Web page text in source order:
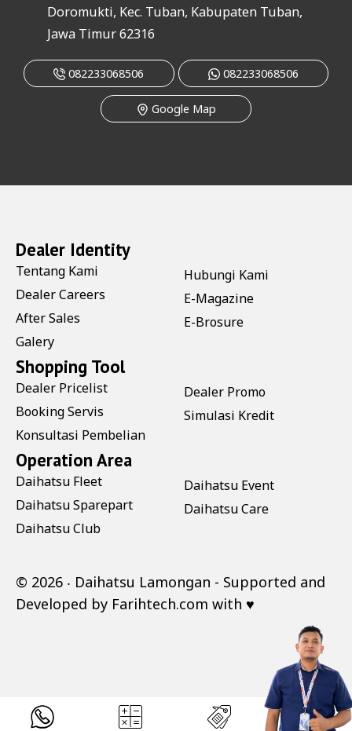
.
Doromukti, Kec. Tuban, Kabupaten Tuban,
Jawa Timur 62316
082233068506 082233068506
Google Map
Dealer Identity
Tentang Kami
Dealer Careers
After Sales
Galery
Hubungi Kami
E-Magazine
E-Brosure
Shopping Tool
Dealer Pricelist
Booking Servis
Konsultasi Pembelian
Dealer Promo
Simulasi Kredit
Operation Area
Daihatsu Fleet
Daihatsu Sparepart
Daihatsu Club
Daihatsu Event
Daihatsu Care
© 2026 ‧ Daihatsu Lamongan - Supported and
Developed by Farihtech.com with ♥